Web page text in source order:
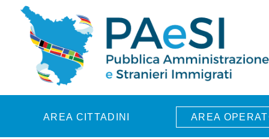
Skip to main content
AREA CITTADINI AREA